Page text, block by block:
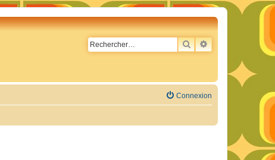
RECHERCHER
RECHERCHE
Connexion